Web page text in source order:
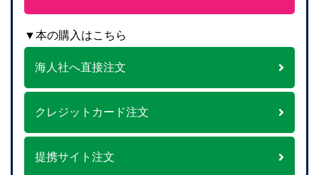
▼本の購入はこちら
海人社へ直接注文
クレジットカード注文
提携サイト注文